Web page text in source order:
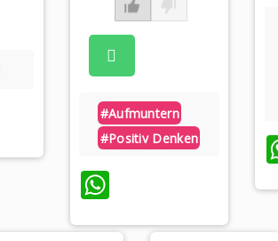
#aufmuntern
#positiv Denken